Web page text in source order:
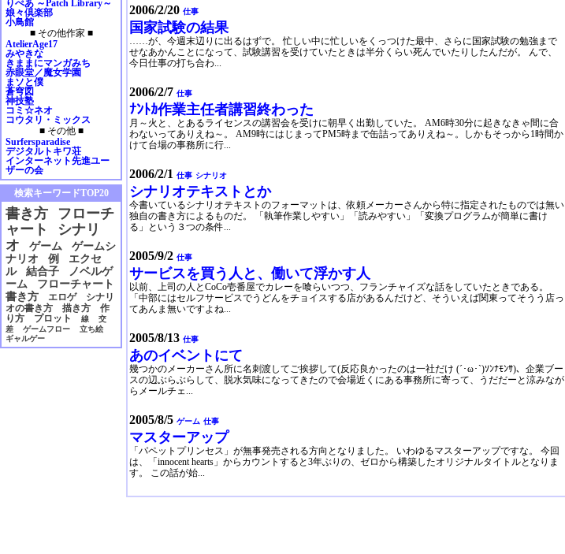
2006/2/20 仕事
国家試験の結果
……が、今週末辺りに出るはずで。 忙しい中に忙しいをくっつけた最中、さらに国家試験の勉強まで
せなあかんことになって、試験講習を受けていたときは半分くらい死んでいたりしたんだが。 んで、
今日仕事の打ち合わ...
2006/2/7 仕事
ﾅﾝﾄｶ作業主任者講習終わった
月～火と、とあるライセンスの講習会を受けに朝早く出勤していた。 AM6時30分に起きなきゃ間に合
わないってありえね～。 AM9時にはじまってPM5時まで缶詰ってありえね～。しかもそっから1時間か
けて台場の事務所に行...
2006/2/1 仕事 シナリオ
シナリオテキストとか
今書いているシナリオテキストのフォーマットは、依頼メーカーさんから特に指定されたものでは無い
独自の書き方によるものだ。 「執筆作業しやすい」「読みやすい」「変換プログラムが簡単に書け
る」という３つの条件...
2005/9/2 仕事
サービスを買う人と、働いて浮かす人
以前、上司の人とCoCo壱番屋でカレーを喰らいつつ、フランチャイズな話をしていたときである。
「中部にはセルフサービスでうどんをチョイスする店があるんだけど、そういえば関東ってそうう店っ
てあんま無いですよね...
2005/8/13 仕事
あのイベントにて
幾つかのメーカーさん所に名刺渡してご挨拶して(反応良かったのは一社だけ (´･ω･`)ｿﾝﾅﾓﾝｻ)、企業ブー
スの辺ぶらぶらして、脱水気味になってきたので会場近くにある事務所に寄って、うだだーと涼みなが
らメールチェ...
2005/8/5 ゲーム 仕事
マスターアップ
「パペットプリンセス」が無事発売される方向となりました。 いわゆるマスターアップですな。 今回
は、「innocent hearts」からカウントすると3年ぶりの、ゼロから構築したオリジナルタイトルとなりま
す。 この話が始...
2008年02月
2008年01月
2007年12月
2007年11月
2007年10月
2007年09月
2007年08月
2007年07月
2007年06月
2007年05月
2007年04月
2007年03月
2007年02月
2007年01月
2006年12月
2006年11月
2006年10月
2006年09月
2006年08月
2006年07月
2006年06月
2006年05月
2006年04月
2006年03月
2006年02月
りぺあ ～Patch Library～
娘々倶楽部
小鳥館
■ その他作家 ■
AtelierAge17
みやきな
きままにマンガみち
赤眼堂／魔女学園
まソと僕
蒼穹図
神技塾
コミ☆ネオ
コウタリ・ミックス
■ その他 ■
Surfersparadise
デジタルトキワ荘
インターネット先進ユー
ザーの会
検索キーワードTOP20
書き方
フローチ
ャート
シナリ
オ
ゲーム
ゲームシ
ナリオ
例
エクセ
ル
結合子
ノベルゲ
ーム
フローチャート
書き方
エロゲ
シナリ
オの書き方
描き方
作
り方
プロット 線
交
差
ゲームフロー
立ち絵
ギャルゲー